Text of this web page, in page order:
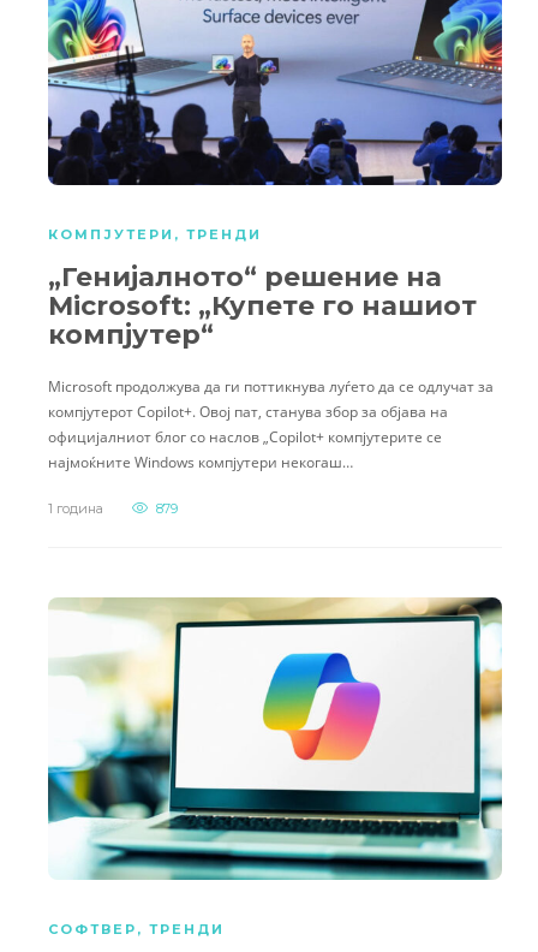
КОМПЈУТЕРИ , ТРЕНДИ
„Генијалното“ решение на
Microsoft: „Купете го нашиот
компјутер“
Microsoft продолжува да ги поттикнува луѓето да се одлучат за
компјутерот Copilot+. Овој пат, станува збор за објава на
официјалниот блог со наслов „Copilot+ компјутерите се
најмоќните Windows компјутери некогаш…
1 година 879
СОФТВЕР , ТРЕНДИ